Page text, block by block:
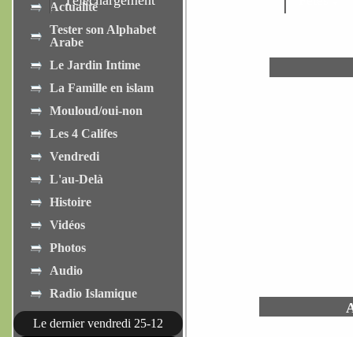
Actualité
Tester son Alphabet
Arabe
Le Jardin Intime
La Famille en islam
Mouloud/oui-non
Les 4 Califes
Vendredi
L'au-Delà
Histoire
Vidéos
Photos
Audio
Radio Islamique
Le dernier vendredi 25-12